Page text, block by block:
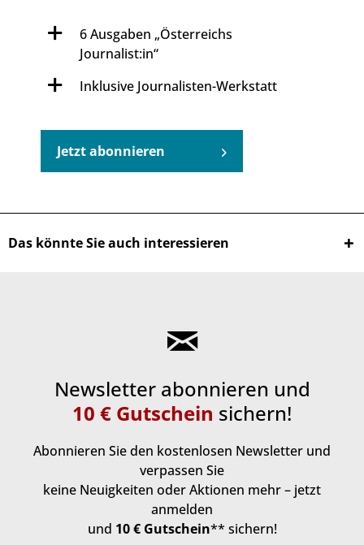
6 Ausgaben „Österreichs
Journalist:in“
Inklusive Journalisten-Werkstatt
Jetzt abonnieren
Das könnte Sie auch interessieren
Newsletter abonnieren und
10 € Gutschein sichern!
Abonnieren Sie den kostenlosen Newsletter und
verpassen Sie
keine Neuigkeiten oder Aktionen mehr – jetzt
anmelden
und 10 € Gutschein** sichern!